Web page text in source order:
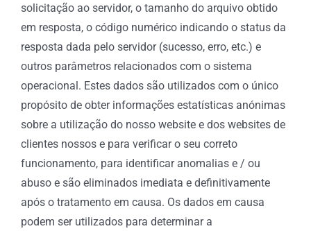
solicitação ao servidor, o tamanho do arquivo obtido
em resposta, o código numérico indicando o status da
resposta dada pelo servidor (sucesso, erro, etc.) e
outros parâmetros relacionados com o sistema
operacional. Estes dados são utilizados com o único
propósito de obter informações estatísticas anónimas
sobre a utilização do nosso website e dos websites de
clientes nossos e para verificar o seu correto
funcionamento, para identificar anomalias e / ou
abuso e são eliminados imediata e definitivamente
após o tratamento em causa. Os dados em causa
podem ser utilizados para determinar a